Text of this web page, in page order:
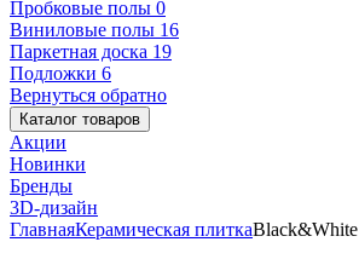
Пробковые полы 0
Виниловые полы 16
Паркетная доска 19
Подложки 6
Вернуться обратно
Каталог товаров
Акции
Новинки
Бренды
3D-дизайн
ГлавнаяКерамическая плиткаBlack&White